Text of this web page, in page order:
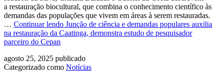
a restauração biocultural, que combina o conhecimento científico às
demandas das populações que vivem em áreas à serem restauradas.
… Continuar lendo Junção de ciência e demandas populares auxilia
na restauração da Caatinga, demonstra estudo de pesquisador
parceiro do Cepan
agosto 25, 2025 publicado
Categorizado como Notícias